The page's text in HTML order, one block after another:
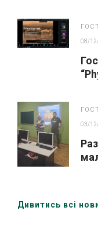
08/
03/
Дивитись всі